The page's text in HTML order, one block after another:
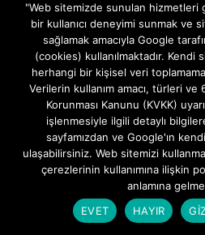
"Web sitemizde sunulan hizmetleri
bir kullanıcı deneyimi sunmak ve
sağlamak amacıyla Google
(cookies) kullanılmaktadır.
herhangi bir kişisel veri
Verilerin kullanım amacı, türleri ve
Korunması Kanunu (KVKK)
işlenmesiyle ilgili detaylı
sayfamızdan ve Google'ın
ulaşabilirsiniz. Web sitemizi
çerezlerinin kullanımına ilişkin
anlamına
EVET
HAYIR